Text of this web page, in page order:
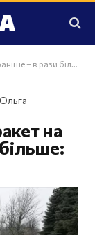
більше: що змінилось
на